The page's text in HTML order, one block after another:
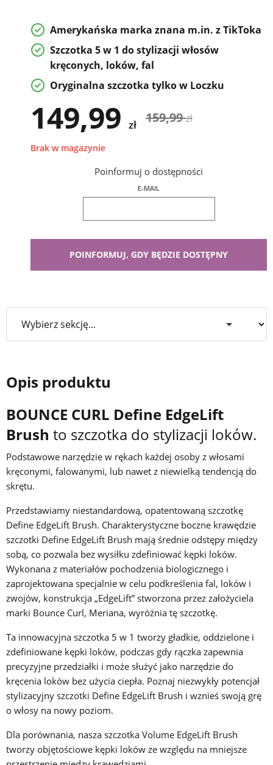
Amerykańska marka znana m.in. z TikToka
Szczotka 5 w 1 do stylizacji włosów
kręconych, loków, fal
Oryginalna szczotka tylko w Loczku
149,99 zł 159,99zł
Brak w magazynie
Poinformuj o dostępności
E-MAIL
Opis produktu
BOUNCE CURL Define EdgeLift
Brush to szczotka do stylizacji loków.
Podstawowe narzędzie w rękach każdej osoby z włosami
kręconymi, falowanymi, lub nawet z niewielką tendencją do
skrętu.
Przedstawiamy niestandardową, opatentowaną szczotkę
Define EdgeLift Brush. Charakterystyczne boczne krawędzie
szczotki Define EdgeLift Brush mają średnie odstępy między
sobą, co pozwala bez wysiłku zdefiniować kępki loków.
Wykonana z materiałów pochodzenia biologicznego i
zaprojektowana specjalnie w celu podkreślenia fal, loków i
zwojów, konstrukcja „EdgeLift” stworzona przez założyciela
marki Bounce Curl, Meriana, wyróżnia tę szczotkę.
Ta innowacyjna szczotka 5 w 1 tworzy gładkie, oddzielone i
zdefiniowane kępki loków, podczas gdy rączka zapewnia
precyzyjne przedziałki i może służyć jako narzędzie do
kręcenia loków bez użycia ciepła. Poznaj niezwykły potencjał
stylizacyjny szczotki Define EdgeLift Brush i wznieś swoją grę
o włosy na nowy poziom.
Dla porównania, nasza szczotka Volume EdgeLift Brush
tworzy objętościowe kępki loków ze względu na mniejsze